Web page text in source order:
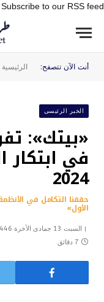
Subscribe to our RSS feed
أنت الآن تتصفح: الرئيسية
الخبر الرئيسى
«بيتك»:
في ابتكار
2024
حققنا التكامل في
الأول»
السبت 13 جمادى الآخرة 1446هـ 14-12-2024م
7 دقائق